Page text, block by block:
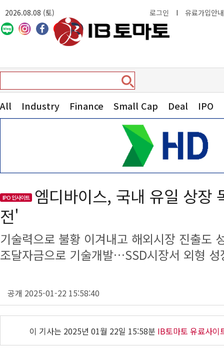
2026.08.08 (토) 로그인 I 유료가입안내
All Industry Finance Small Cap Deal IPO
IPO 인사이트
엠디바이스, 국내 유일 상장
전'
기술력으로 불황 이겨내고 해외시장 진출도
조달자금으로 기술개발…SSD시장서 외형 성
공개 2025-01-22 15:58:40
이 기사는 2025년 01월 22일 15:58분 IB토마토 유료사이